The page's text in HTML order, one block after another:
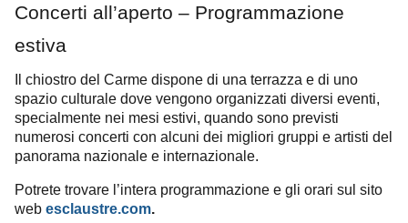
Concerti all’aperto – Programmazione
estiva
Il chiostro del Carme dispone di una terrazza e di uno
spazio culturale dove vengono organizzati diversi eventi,
specialmente nei mesi estivi, quando sono previsti
numerosi concerti con alcuni dei migliori gruppi e artisti del
panorama nazionale e internazionale.
Potrete trovare l’intera programmazione e gli orari sul sito
web esclaustre.com.